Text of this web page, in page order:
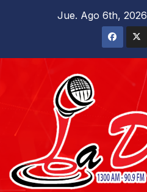
Jue. Ago 6th, 2026